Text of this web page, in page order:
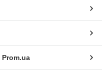
Prom.ua